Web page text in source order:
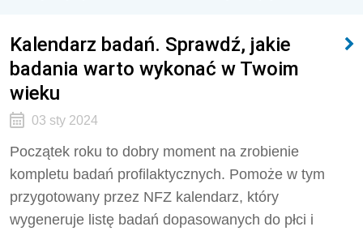
Kalendarz badań. Sprawdź, jakie
badania warto wykonać w Twoim
wieku
03 sty 2024
Początek roku to dobry moment na zrobienie
kompletu badań profilaktycznych. Pomoże w tym
przygotowany przez NFZ kalendarz, który
wygeneruje listę badań dopasowanych do płci i